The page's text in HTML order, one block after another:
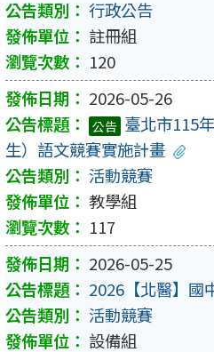
行政公告
註冊組
120
2026-05-26
公告 臺北市115
生）語文競賽實施計畫
活動競賽
教學組
117
2026-05-25
2026【北醫】國
活動競賽
設備組